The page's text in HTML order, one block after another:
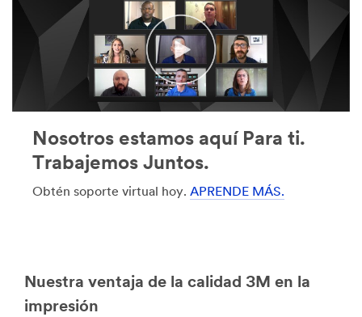
Nosotros estamos aquí Para ti.
Trabajemos Juntos.
Obtén soporte virtual hoy. APRENDE MÁS.
Nuestra ventaja de la calidad 3M en la
impresión